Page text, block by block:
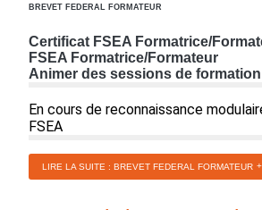
BREVET FEDERAL FORMATEUR
Certificat FSEA Formatrice/
FSEA Formatrice/Formateur
Animer des sessions de
En cours de reconnaissance
FSEA
LIRE LA SUITE : BREVET FEDERAL FORMATEUR